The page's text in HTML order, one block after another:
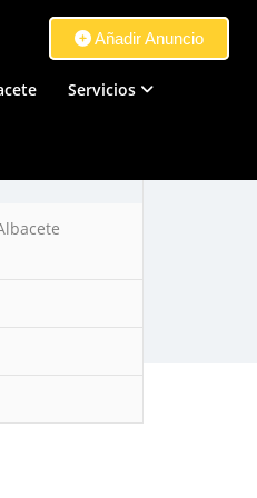
Añadir Anuncio
Servicios